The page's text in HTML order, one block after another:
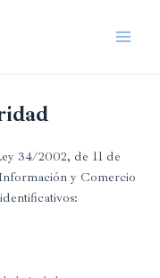
34/2002, de 11 de
y Comercio